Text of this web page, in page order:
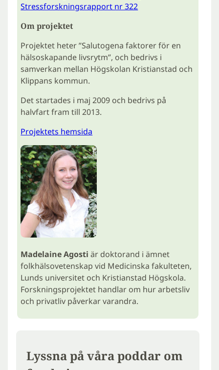
Stressforskningsrapport nr 322
Om projektet
Projektet heter ”Salutogena faktorer för en
hälsoskapande livsrytm”, och bedrivs i
samverkan mellan Högskolan Kristianstad och
Klippans kommun.
Det startades i maj 2009 och bedrivs på
halvfart fram till 2013.
Projektets hemsida
Madelaine Agosti är doktorand i ämnet
folkhälsovetenskap vid Medicinska fakulteten,
Lunds universitet och Kristianstad Högskola.
Forskningsprojektet handlar om hur arbetsliv
och privatliv påverkar varandra.
Lyssna på våra poddar om